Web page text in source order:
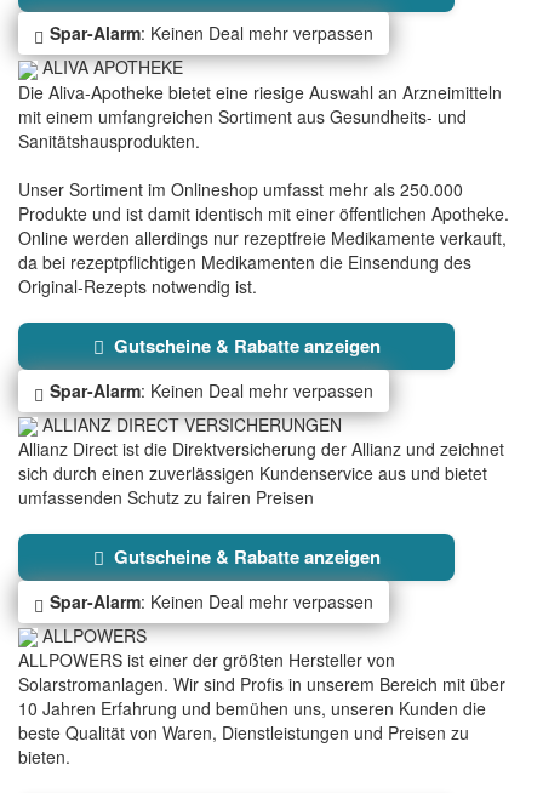
Spar-Alarm: Keinen Deal mehr verpassen
ALIVA APOTHEKE
Die Aliva-Apotheke bietet eine riesige Auswahl an Arzneimitteln
mit einem umfangreichen Sortiment aus Gesundheits- und
Sanitätshausprodukten.
Unser Sortiment im Onlineshop umfasst mehr als 250.000
Produkte und ist damit identisch mit einer öffentlichen Apotheke.
Online werden allerdings nur rezeptfreie Medikamente verkauft,
da bei rezeptpflichtigen Medikamenten die Einsendung des
Original-Rezepts notwendig ist.
Gutscheine & Rabatte anzeigen
Spar-Alarm: Keinen Deal mehr verpassen
ALLIANZ DIRECT VERSICHERUNGEN
Allianz Direct ist die Direktversicherung der Allianz und zeichnet
sich durch einen zuverlässigen Kundenservice aus und bietet
umfassenden Schutz zu fairen Preisen
Gutscheine & Rabatte anzeigen
Spar-Alarm: Keinen Deal mehr verpassen
ALLPOWERS
ALLPOWERS ist einer der größten Hersteller von
Solarstromanlagen. Wir sind Profis in unserem Bereich mit über
10 Jahren Erfahrung und bemühen uns, unseren Kunden die
beste Qualität von Waren, Dienstleistungen und Preisen zu
bieten.